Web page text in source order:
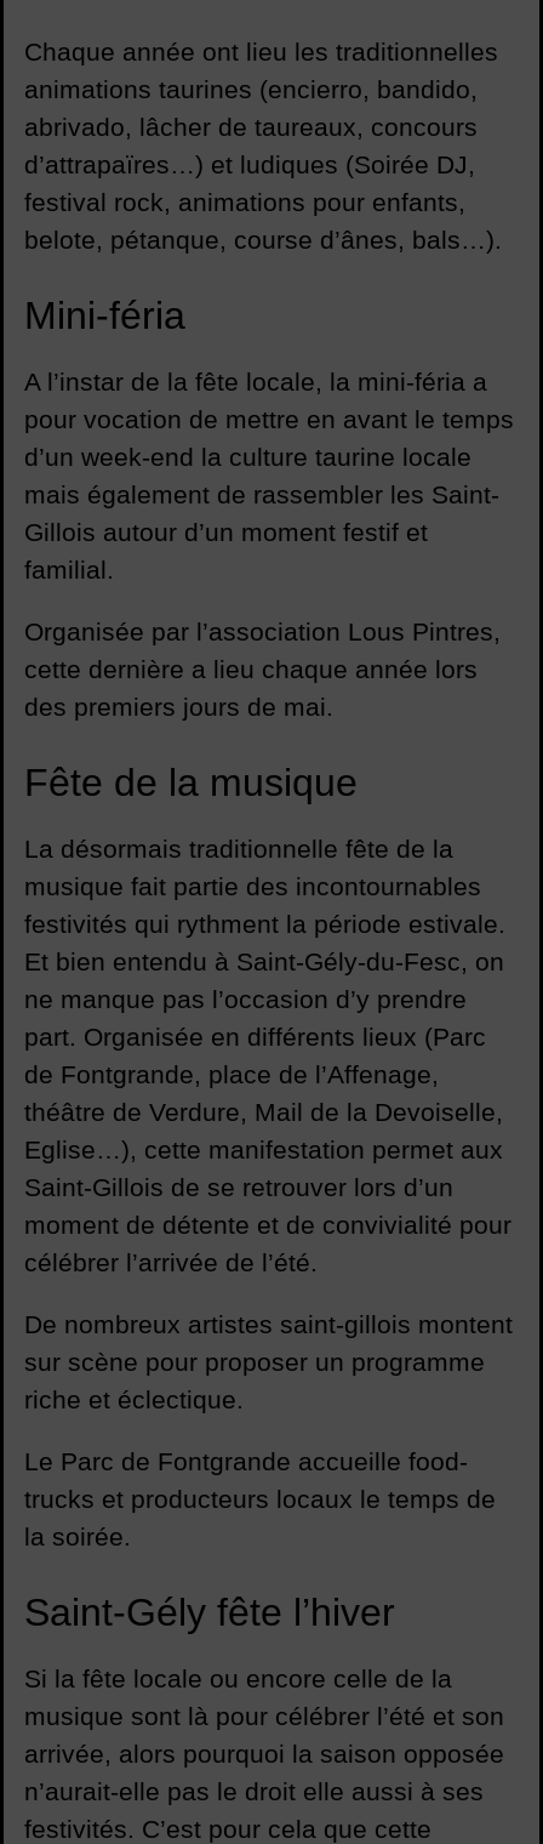
Chaque année ont lieu les traditionnelles
animations taurines (encierro, bandido,
abrivado, lâcher de taureaux, concours
d’attrapaïres…) et ludiques (Soirée DJ,
festival rock, animations pour enfants,
belote, pétanque, course d’ânes, bals…).
Mini-féria
A l’instar de la fête locale, la mini-féria a
pour vocation de mettre en avant le temps
d’un week-end la culture taurine locale
mais également de rassembler les Saint-
Gillois autour d’un moment festif et
familial.
Organisée par l’association Lous Pintres,
cette dernière a lieu chaque année lors
des premiers jours de mai.
Fête de la musique
La désormais traditionnelle fête de la
musique fait partie des incontournables
festivités qui rythment la période estivale.
Et bien entendu à Saint-Gély-du-Fesc, on
ne manque pas l’occasion d’y prendre
part. Organisée en différents lieux (Parc
de Fontgrande, place de l’Affenage,
théâtre de Verdure, Mail de la Devoiselle,
Eglise…), cette manifestation permet aux
Saint-Gillois de se retrouver lors d’un
moment de détente et de convivialité pour
célébrer l’arrivée de l’été.
De nombreux artistes saint-gillois montent
sur scène pour proposer un programme
riche et éclectique.
Le Parc de Fontgrande accueille food-
trucks et producteurs locaux le temps de
la soirée.
Saint-Gély fête l’hiver
Si la fête locale ou encore celle de la
musique sont là pour célébrer l’été et son
arrivée, alors pourquoi la saison opposée
n’aurait-elle pas le droit elle aussi à ses
festivités. C’est pour cela que cette